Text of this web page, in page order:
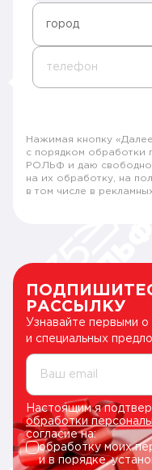
город
телефон
Нажимая кнопку
с порядком обработки
РОЛЬФ и даю
на их обработку, на
в том числе в
РАССЫЛКУ
Узнавайте первыми о
и специальных
Ваш email
Настоящим я
обработки
согласие на:
обработку моих
и в порядке,